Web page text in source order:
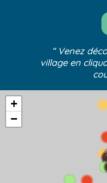
“ Venez
village en
+
−